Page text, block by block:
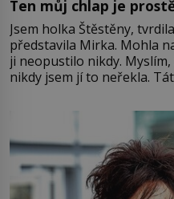
Ten můj chlap je
Jsem holka Štěstěny,
představila Mirka. Mohla
ji neopustilo nikdy.
nikdy jsem jí to neřekla.
Jsme spolu moc rádi